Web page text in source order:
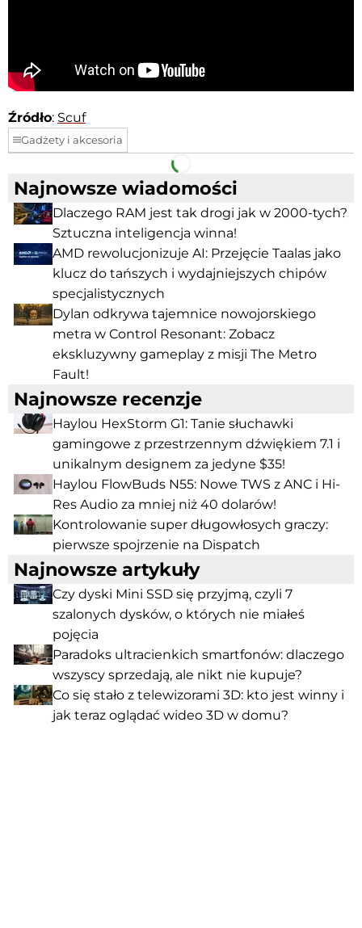
Źródło: Scuf
Gadżety i akcesoria
Facebook Telegram
Najnowsze wiadomości
Dlaczego RAM jest tak drogi jak w 2000-tych?
Sztuczna inteligencja winna!
AMD rewolucjonizuje AI: Przejęcie Taalas jako
klucz do tańszych i wydajniejszych chipów
specjalistycznych
Dylan odkrywa tajemnice nowojorskiego
metra w Control Resonant: Zobacz
ekskluzywny gameplay z misji The Metro
Fault!
Najnowsze recenzje
Haylou HexStorm G1: Tanie słuchawki
gamingowe z przestrzennym dźwiękiem 7.1 i
unikalnym designem za jedyne $35!
Haylou FlowBuds N55: Nowe TWS z ANC i Hi-
Res Audio za mniej niż 40 dolarów!
Kontrolowanie super długowłosych graczy:
pierwsze spojrzenie na Dispatch
Najnowsze artykuły
Czy dyski Mini SSD się przyjmą, czyli 7
szalonych dysków, o których nie miałeś
pojęcia
Paradoks ultracienkich smartfonów: dlaczego
wszyscy sprzedają, ale nikt nie kupuje?
Co się stało z telewizorami 3D: kto jest winny i
jak teraz oglądać wideo 3D w domu?